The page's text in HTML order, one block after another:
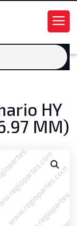
HY
MM)